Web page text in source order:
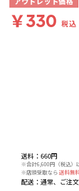
送料 ： 660円
※合計6,600円（税込）
※店頭受取なら 送料無
配送 ： 通常、ご注
￥330 税込